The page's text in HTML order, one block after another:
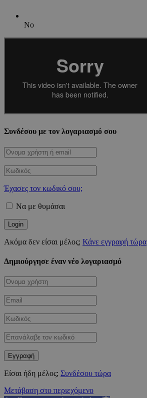
No
Συνδέσου με τον λογαριασμό σου
Έχασες τον κωδικό σου;
Να με θυμάσαι
Ακόμα δεν είσαι μέλος; Κάνε εγγραφή τώρα
Δημιούργησε έναν νέο λογαριασμό
Είσαι ήδη μέλος; Συνδέσου τώρα
Μετάβαση στο περιεχόμενο